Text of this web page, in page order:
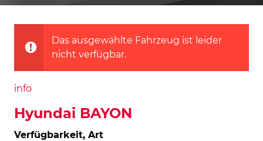
Das ausgewählte Fahrzeug ist leider
nicht verfügbar.
info
Hyundai BAYON
Verfügbarkeit, Art